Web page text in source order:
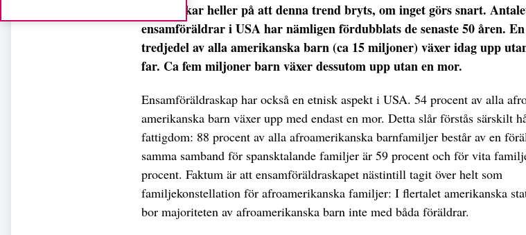
Inget pekar heller på att denna trend bryts, om inget görs snart.
ensamföräldrar i USA har nämligen fördubblats de senaste 50 åren. En
tredjedel av alla amerikanska barn (ca 15 miljoner) växer idag upp
far. Ca fem miljoner barn växer dessutom upp utan en mor.
Ensamföräldraskap har också en etnisk aspekt i USA. 54 procent av alla
amerikanska barn växer upp med endast en mor. Detta slår förstås särskilt
fattigdom: 88 procent av alla afroamerikanska barnfamiljer består av en
samma samband för spansktalande familjer är 59 procent och för vita
procent. Faktum är att ensamföräldraskapet nästintill tagit över helt som
familjekonstellation för afroamerikanska familjer: I flertalet amerikanska
bor majoriteten av afroamerikanska barn inte med båda föräldrar.